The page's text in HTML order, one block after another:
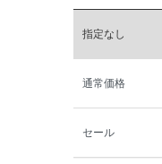
指定なし
通常価格
セール